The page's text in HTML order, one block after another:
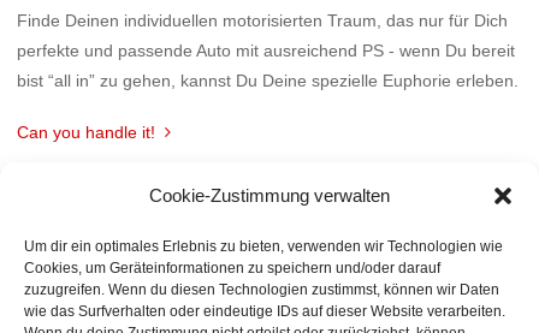
Cookie-Zustimmung verwalten
Um dir ein optimales Erlebnis zu bieten, verwenden wir Technologien wie
Cookies, um Geräteinformationen zu speichern und/oder darauf
zuzugreifen. Wenn du diesen Technologien zustimmst, können wir Daten
wie das Surfverhalten oder eindeutige IDs auf dieser Website verarbeiten.
Finde Deinen individuellen motorisierten Traum, das nur für Dich
perfekte und passende Auto mit ausreichend PS - wenn Du bereit
bist “all in” zu gehen, kannst Du Deine spezielle Euphorie erleben.
Can you handle it!